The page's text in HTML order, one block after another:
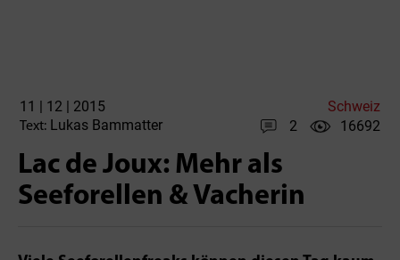
11 | 12 | 2015 Schweiz
Text: Lukas Bammatter 2 16692
Lac de Joux: Mehr als
Seeforellen & Vacherin